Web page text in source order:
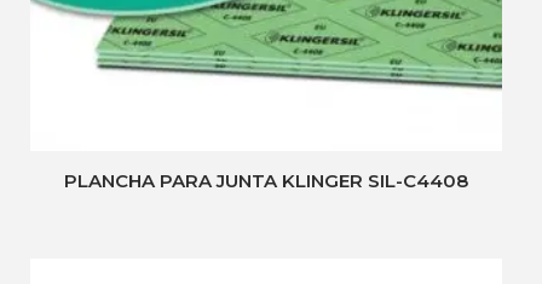
PLANCHA PARA JUNTA KLINGER SIL-C4408